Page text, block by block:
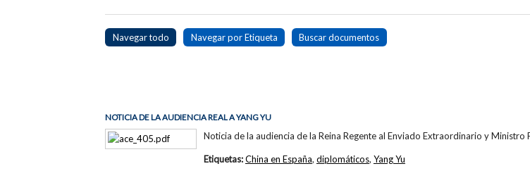
Navegar todo Navegar por Etiqueta Buscar documentos
NOTICIA DE LA AUDIENCIA REAL A YANG YU
Noticia de la audiencia de la Reina Regente al Enviado Extraordinario y
Etiquetas:China en España, diplomáticos, Yang Yu